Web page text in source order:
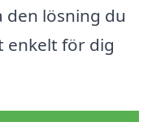
lösning du
enkelt för dig